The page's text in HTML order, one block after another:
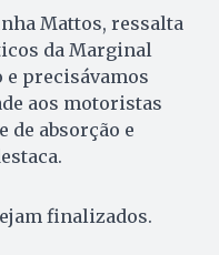
Mattos, ressalta
da Marginal
e precisávamos
aos motoristas
de absorção e
finalizados.